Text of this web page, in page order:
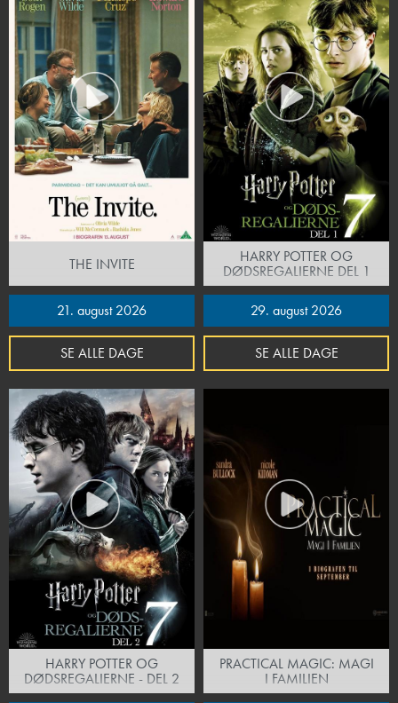
THE INVITE
21. august 2026
SE ALLE DAGE
HARRY POTTER OG
DØDSREGALIERNE DEL 1
29. august 2026
SE ALLE DAGE
HARRY POTTER OG
DØDSREGALIERNE - DEL 2
PRACTICAL MAGIC: MAGI
I FAMILIEN